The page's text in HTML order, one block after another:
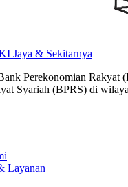
Jaya & Sekitarnya
Perekonomian Rakyat
Syariah (BPRS) di
Layanan